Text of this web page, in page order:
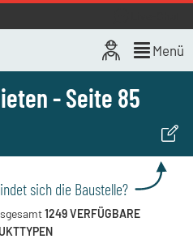
Menü
- Seite 85
sich die Baustelle?
1249 VERFÜGBARE